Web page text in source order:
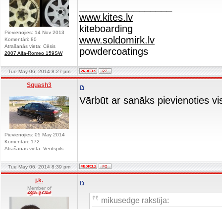
Pievienojies: 14 Nov 2013
Komentāri: 80
Atrašanās vieta: Cēsis
2007 Alfa-Romeo 159SW
www.kites.lv
kiteboarding
www.soldomirk.lv
powdercoatings
Tue May 06, 2014 8:27 pm
Squash3
Pievienojies: 05 May 2014
Komentāri: 172
Atrašanās vieta: Ventspils
Vārbūt ar sanāks pievienoties
Tue May 06, 2014 8:39 pm
j.k.
Member of
mikusedge rakstīja: